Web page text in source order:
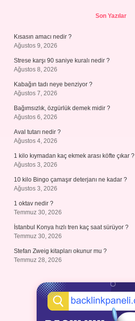
Son Yazılar
Kısasın amacı nedir ?
Ağustos 9, 2026
Strese karşı 90 saniye kuralı nedir ?
Ağustos 8, 2026
Kabağın tadı neye benziyor ?
Ağustos 7, 2026
Bağımsızlık, özgürlük demek midir ?
Ağustos 6, 2026
Aval tutarı nedir ?
Ağustos 4, 2026
1 kilo kıymadan kaç ekmek arası köfte çıkar ?
Ağustos 3, 2026
10 kilo Bingo çamaşır deterjanı ne kadar ?
Ağustos 3, 2026
1 oktav nedir ?
Temmuz 30, 2026
İstanbul Konya hızlı tren kaç saat sürüyor ?
Temmuz 30, 2026
Stefan Zweig kitapları okunur mu ?
Temmuz 28, 2026